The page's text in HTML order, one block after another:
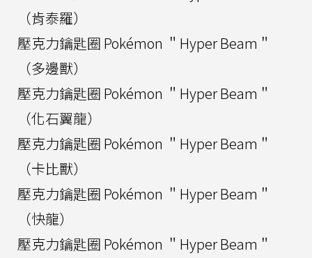
（肯泰羅）
壓克力鑰匙圈 Pokémon ＂Hyper Beam＂
（多邊獸）
壓克力鑰匙圈 Pokémon ＂Hyper Beam＂
（化石翼龍）
壓克力鑰匙圈 Pokémon ＂Hyper Beam＂
（卡比獸）
壓克力鑰匙圈 Pokémon ＂Hyper Beam＂
（快龍）
壓克力鑰匙圈 Pokémon ＂Hyper Beam＂